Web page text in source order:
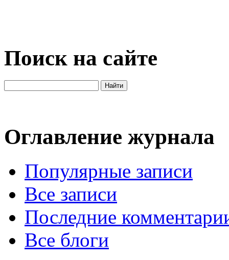
Поиск на сайте
Оглавление журнала
Популярные записи
Все записи
Последние
Все блоги